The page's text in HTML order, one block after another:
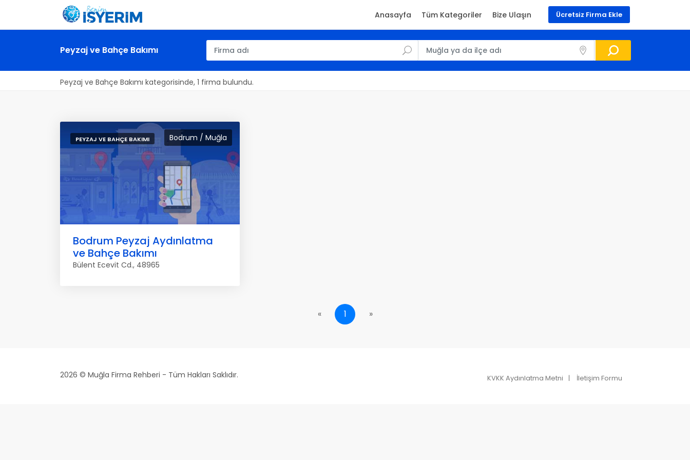
Ücretsiz Firma Ekle
Anasayfa Tüm Kategoriler Bize Ulaşın
Peyzaj ve Bahçe Bakımı
Peyzaj ve Bahçe Bakımı kategorisinde, 1 firma bulundu.
Bodrum / Muğla
PEYZAJ VE BAHÇE BAKIMI
Bodrum Peyzaj Aydınlatma
ve Bahçe Bakımı
Bülent Ecevit Cd., 48965
« 1 »
2026 © Muğla Firma Rehberi - Tüm Hakları Saklıdır. KVKK Aydınlatma Metni İletişim Formu